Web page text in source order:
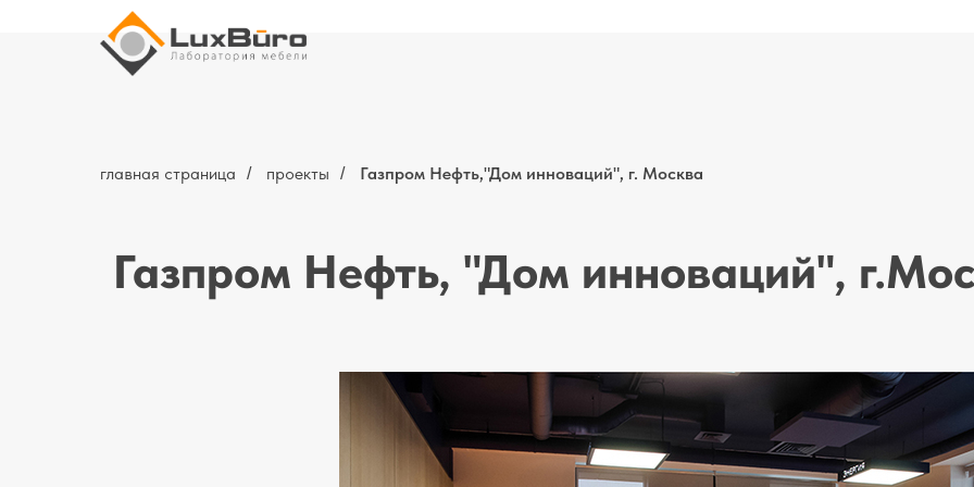
главная страница / проекты / Газпром Нефть,"Дом инноваций", г. Москва
Газпром Нефть, "Дом инноваций",